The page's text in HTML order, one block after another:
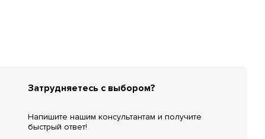
Затрудняетесь с выбором?
Напишите нашим консультантам и получите
быстрый ответ!